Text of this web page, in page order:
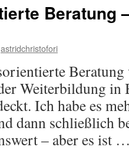
Beratung
astridchristofori
Weiterbildung in
Ich habe es
dann schließlich
– aber es ist